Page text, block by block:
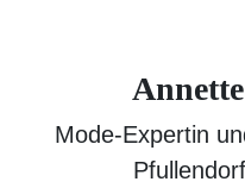
Mode-Expertin